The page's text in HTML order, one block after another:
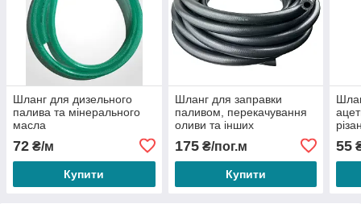
Шланг для дизельного
палива та мінерального
масла
72 ₴/м
Купити
Шланг для заправки
паливом, перекачування
оливи та інших
нафтопродуктів (20 бар)
175₴/пог.м
Купити
55